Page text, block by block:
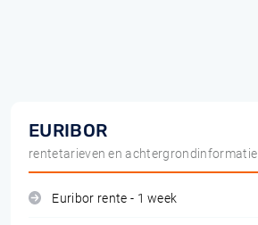
EURIBOR
rentetarieven en achtergrondinformatie
Euribor rente - 1 week